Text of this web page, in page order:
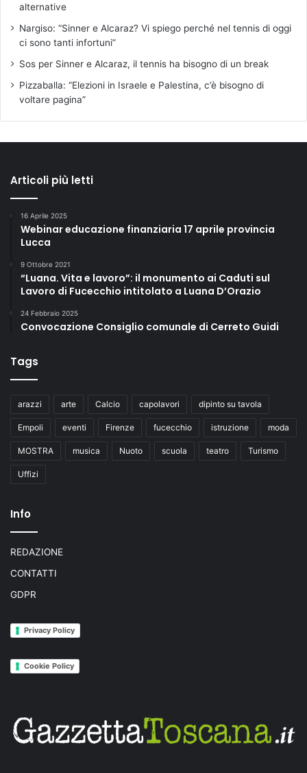
alternative
Nargiso: “Sinner e Alcaraz? Vi spiego perché nel tennis di oggi
ci sono tanti infortuni”
Sos per Sinner e Alcaraz, il tennis ha bisogno di un break
Pizzaballa: “Elezioni in Israele e Palestina, c’è bisogno di
voltare pagina”
Articoli più letti
16 Aprile 2025
Webinar educazione finanziaria 17 aprile provincia
Lucca
9 Ottobre 2021
“Luana. Vita e lavoro”: il monumento ai Caduti sul
Lavoro di Fucecchio intitolato a Luana D’Orazio
24 Febbraio 2025
Convocazione Consiglio comunale di Cerreto Guidi
Tags
arazzi arte Calcio capolavori dipinto su tavola
Empoli eventi Firenze fucecchio istruzione moda
MOSTRA musica Nuoto scuola teatro Turismo
Uffizi
Info
REDAZIONE
CONTATTI
GDPR
Privacy Policy
Cookie Policy